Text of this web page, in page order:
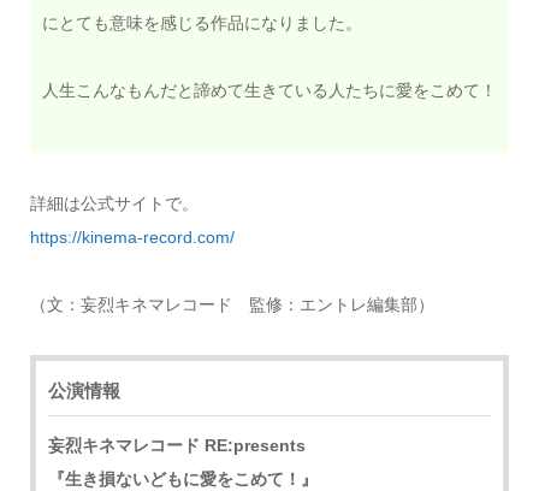
にとても意味を感じる作品になりました。
人生こんなもんだと諦めて生きている人たちに愛をこめて！
詳細は公式サイトで。
https://kinema-record.com/
（文：妄烈キネマレコード 監修：エントレ編集部）
公演情報
妄烈キネマレコード RE:presents
『生き損ないどもに愛をこめて！』